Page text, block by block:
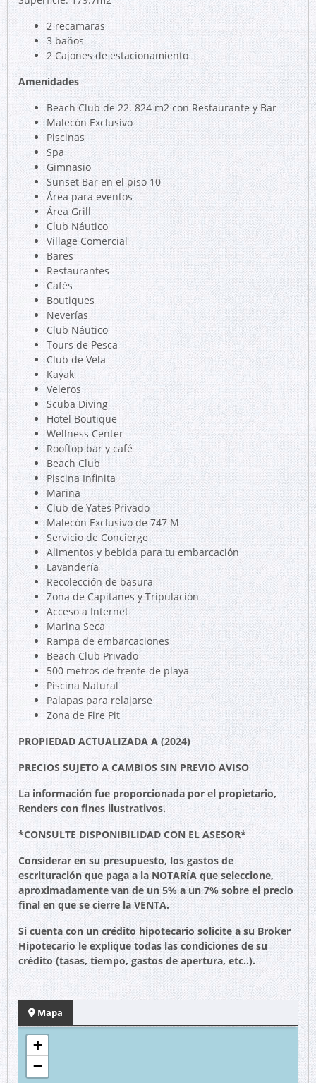
2 recamaras
3 baños
2 Cajones de estacionamiento
Amenidades
Beach Club de 22. 824 m2 con Restaurante y Bar
Malecón Exclusivo
Piscinas
Spa
Gimnasio
Sunset Bar en el piso 10
Área para eventos
Área Grill
Club Náutico
Village Comercial
Bares
Restaurantes
Cafés
Boutiques
Neverías
Club Náutico
Tours de Pesca
Club de Vela
Kayak
Veleros
Scuba Diving
Hotel Boutique
Wellness Center
Rooftop bar y café
Beach Club
Piscina Infinita
Marina
Club de Yates Privado
Malecón Exclusivo de 747 M
Servicio de Concierge
Alimentos y bebida para tu embarcación
Lavandería
Recolección de basura
Zona de Capitanes y Tripulación
Acceso a Internet
Marina Seca
Rampa de embarcaciones
Beach Club Privado
500 metros de frente de playa
Piscina Natural
Palapas para relajarse
Zona de Fire Pit
PROPIEDAD ACTUALIZADA A (2024)
PRECIOS SUJETO A CAMBIOS SIN PREVIO AVISO
La información fue proporcionada por el propietario,
Renders con fines ilustrativos.
*CONSULTE DISPONIBILIDAD CON EL ASESOR*
Considerar en su presupuesto, los gastos de
escrituración que paga a la NOTARÍA que seleccione,
aproximadamente van de un 5% a un 7% sobre el precio
final en que se cierre la VENTA.
Si cuenta con un crédito hipotecario solicite a su Broker
Hipotecario le explique todas las condiciones de su
crédito (tasas, tiempo, gastos de apertura, etc..).
Mapa
+
−